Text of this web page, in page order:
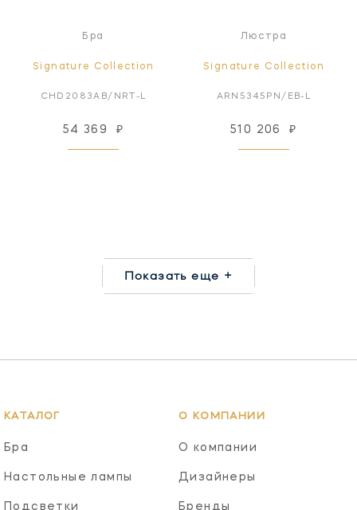
Бра
Signature Collection
CHD2083AB/NRT-L
54 369 ₽
Люстра
Signature Collection
ARN5345PN/EB-L
510 206 ₽
Показать еще +
КАТАЛОГ
Бра
Настольные лампы
Подсветки
О КОМПАНИИ
О компании
Дизайнеры
Бренды